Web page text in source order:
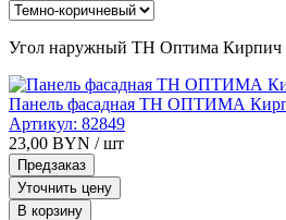
Угол наружный ТН Оптима Кирпич
Панель фасадная ТН ОПТИМА
Артикул: 82849
23,00 BYN / шт
Предзаказ
Уточнить цену
В корзину